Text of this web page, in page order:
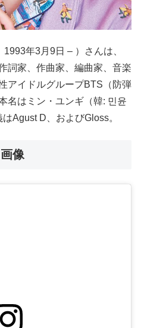
年3月9日 – ）さんは、
詞家、作曲家、編曲家、音楽
アイドルグループBTS（防弾
名はミン・ユンギ（韓: 민윤
Agust D、およびGloss。
像